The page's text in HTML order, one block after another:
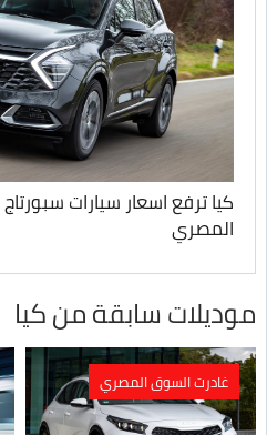
المصري
موديلات سابقة من كيا
غادرت السوق المصري